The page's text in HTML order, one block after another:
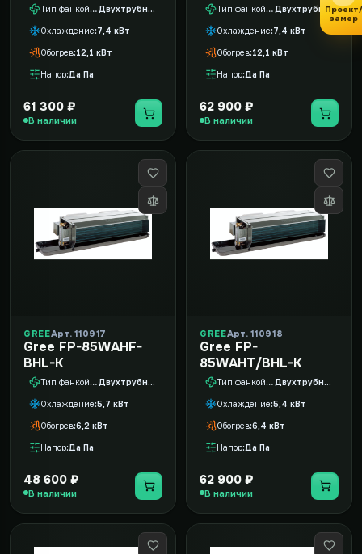
Тип фанкойла Двухтрубный
Охлаждение 7,4 кВт
Обогрев 12,1 кВт
Напор Да Па
61 300 ₽
В наличии
Тип фанкойла Двухтрубный
Охлаждение 7,4 кВт
Обогрев 12,1 кВт
Напор Да Па
62 900 ₽
В наличии
GREEАрт. 110917
Gree FP-85WAHF-
BHL-K
Тип фанкойла Двухтрубный
Охлаждение 5,7 кВт
Обогрев 6,2 кВт
Напор Да Па
48 600 ₽
В наличии
GREEАрт. 110918
Gree FP-
85WAHT/BHL-K
Тип фанкойла Двухтрубный
Охлаждение 5,4 кВт
Обогрев 6,4 кВт
Напор Да Па
62 900 ₽
В наличии
Проект/
замер